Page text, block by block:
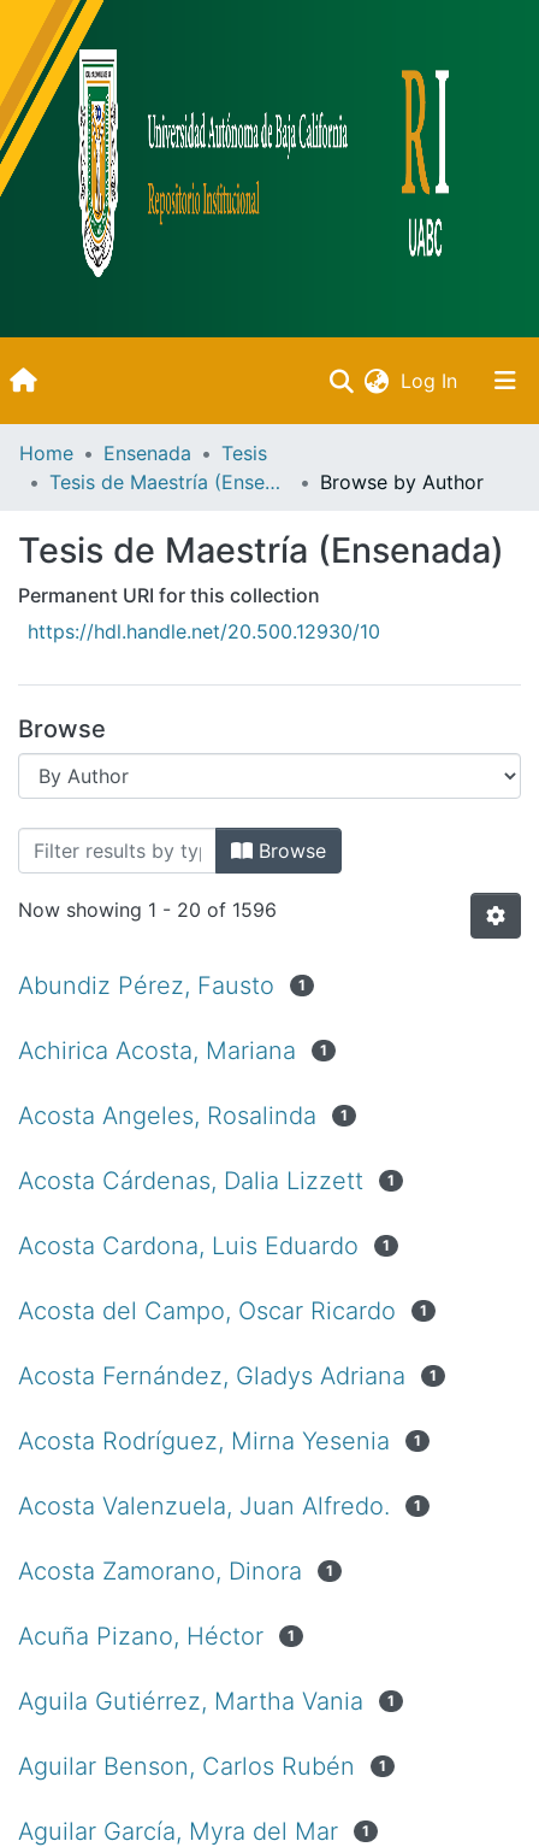
Log In(current)
Inicio
Communities & Collections
All of DSpace
Bibliotecas
Home Ensenada
Tesis
Tesis de Maestría (Ensenada)
Browse by Author
Tesis de Maestría (Ensenada)
Permanent URI for this collection
https://hdl.handle.net/20.500.12930/10
Browse
Browsing Tesis de Maestría
Browse
Now showing 1 - 20 of 1596
Abundiz Pérez, Fausto 1
Achirica Acosta, Mariana 1
Acosta Angeles, Rosalinda 1
Acosta Cárdenas, Dalia Lizzett 1
Acosta Cardona, Luis Eduardo 1
Acosta del Campo, Oscar Ricardo 1
Acosta Fernández, Gladys Adriana 1
Acosta Rodríguez, Mirna Yesenia 1
Acosta Valenzuela, Juan Alfredo. 1
Acosta Zamorano, Dinora 1
Acuña Pizano, Héctor 1
Aguila Gutiérrez, Martha Vania 1
Aguilar Benson, Carlos Rubén 1
Aguilar García, Myra del Mar 1